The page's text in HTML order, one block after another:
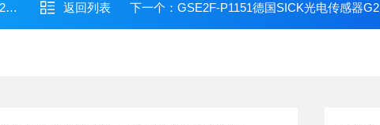
返回列表 下一个： GSE2F-P1151德国SICK光电传感器G2系列适用于狭窄空间